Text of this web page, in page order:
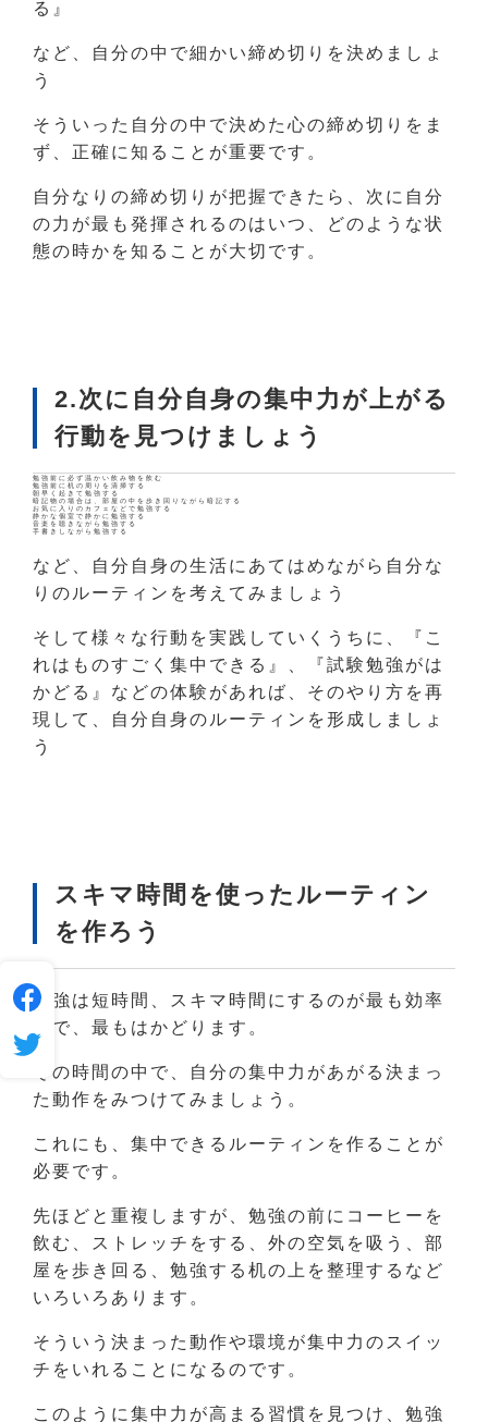
る』
など、自分の中で細かい締め切りを決めましょ
う
そういった自分の中で決めた心の締め切りをま
ず、正確に知ることが重要です。
自分なりの締め切りが把握できたら、次に自分
の力が最も発揮されるのはいつ、どのような状
態の時かを知ることが大切です。
2.次に自分自身の集中力が上がる
行動を見つけましょう
勉強前に必ず温かい飲み物を飲む
勉強前に机の周りを清掃する
朝早く起きて勉強する
暗記物の場合は、部屋の中を歩き回りながら暗記する
お気に入りのカフェなどで勉強する
静かな個室で静かに勉強する
音楽を聴きながら勉強する
手書きしながら勉強する
など、自分自身の生活にあてはめながら自分な
りのルーティンを考えてみましょう
そして様々な行動を実践していくうちに、『こ
れはものすごく集中できる』、『試験勉強がは
かどる』などの体験があれば、そのやり方を再
現して、自分自身のルーティンを形成しましょ
う
スキマ時間を使ったルーティン
を作ろう
勉強は短時間、スキマ時間にするのが最も効率
的で、最もはかどります。
その時間の中で、自分の集中力があがる決まっ
た動作をみつけてみましょう。
これにも、集中できるルーティンを作ることが
必要です。
先ほどと重複しますが、勉強の前にコーヒーを
飲む、ストレッチをする、外の空気を吸う、部
屋を歩き回る、勉強する机の上を整理するなど
いろいろあります。
そういう決まった動作や環境が集中力のスイッ
チをいれることになるのです。
このように集中力が高まる習慣を見つけ、勉強